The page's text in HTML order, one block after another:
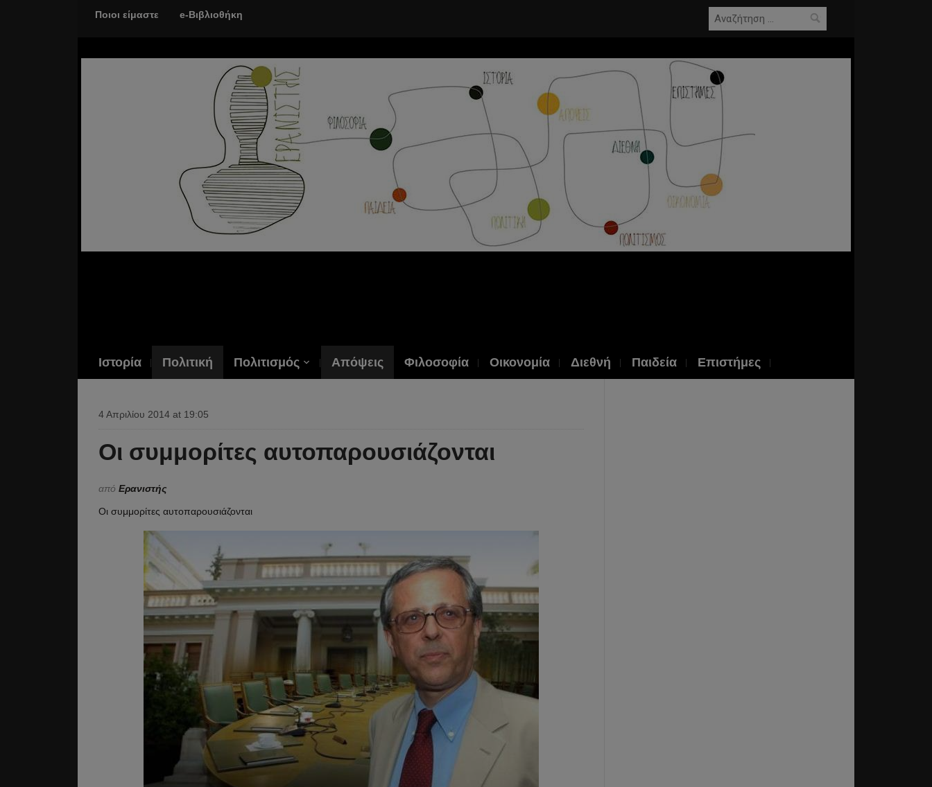
Ποιοι είμαστε e-Βιβλιοθήκη
Αναζήτηση
για:
Ιστορία Πολιτική Πολιτισμός Απόψεις Φιλοσοφία Οικονομία Διεθνή Παιδεία Επιστήμες
4 Απριλίου 2014 at 19:05
Οι συμμορίτες αυτοπαρουσιάζονται
από Ερανιστής
Οι συμμορίτες αυτοπαρουσιάζονται